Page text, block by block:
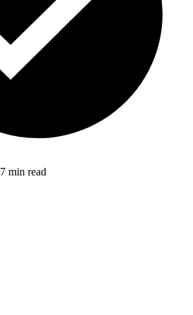
7 min read